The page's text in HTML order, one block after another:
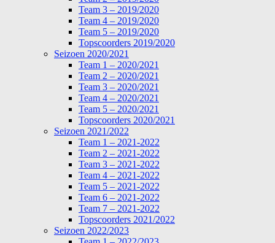
Team 3 – 2019/2020
Team 4 – 2019/2020
Team 5 – 2019/2020
Topscoorders 2019/2020
Seizoen 2020/2021
Team 1 – 2020/2021
Team 2 – 2020/2021
Team 3 – 2020/2021
Team 4 – 2020/2021
Team 5 – 2020/2021
Topscoorders 2020/2021
Seizoen 2021/2022
Team 1 – 2021-2022
Team 2 – 2021-2022
Team 3 – 2021-2022
Team 4 – 2021-2022
Team 5 – 2021-2022
Team 6 – 2021-2022
Team 7 – 2021-2022
Topscoorders 2021/2022
Seizoen 2022/2023